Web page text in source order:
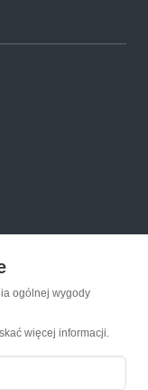
ogólnej wygody
więcej informacji.